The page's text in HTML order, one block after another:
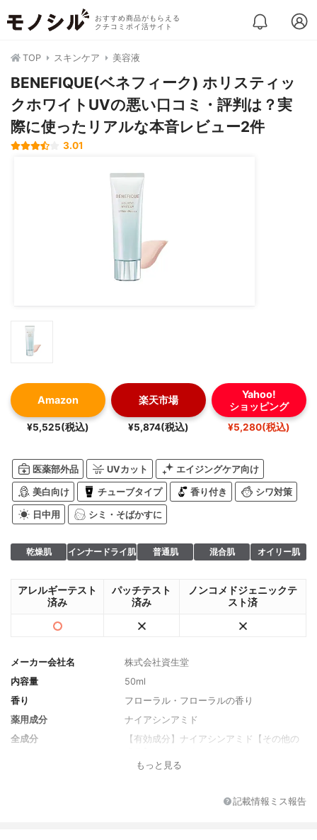
おすすめ商品がもらえる
クチコミポイ活サイト
TOP スキンケア 美容液
BENEFIQUE(ベネフィーク) ホリスティッ
クホワイトUVの悪い口コミ・評判は？実
際に使ったリアルな本音レビュー2件
3.01
Amazon
¥5,525(税込)
楽天市場
¥5,874(税込)
Yahoo!
ショッピング
¥5,280(税込)
医薬部外品 UVカット エイジングケア向け
美白向け チューブタイプ 香り付き シワ対策
日中用 シミ・そばかすに
乾燥肌 インナードライ肌 普通肌 混合肌 オイリー肌
アレルギーテスト
済み
パッチテスト
済み
ノンコメドジェニックテ
スト済
メーカー会社名
株式会社資生堂
内容量
50ml
香り
フローラル・フローラルの香り
薬用成分
ナイアシンアミド
全成分
【有効成分】ナイアシンアミド【その他の
ス、ジンギベルプルプレウム根エキス、イ
キシル、１、３－ブチレングリコール、エ
もっと見る
記載情報ミス報告